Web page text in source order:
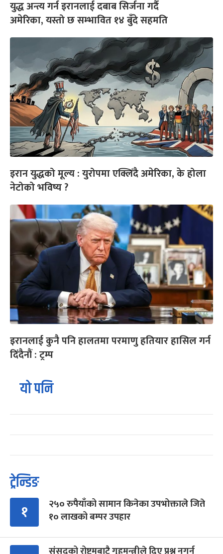
युद्ध अन्त्य गर्न इरानलाई दबाब सिर्जना गर्दै
अमेरिका, यस्तो छ सम्भावित १४ बुँदे सहमति
इरान युद्धको मूल्य : युरोपमा एक्लिँदै अमेरिका, के होला
नेटोको भविष्य ?
इरानलाई कुनै पनि हालतमा परमाणु हतियार हासिल गर्न
दिंदैनौं : ट्रम्प
यो पनि
ट्रेन्डिङ
१
२५० रुपैयाँको सामान किनेका उपभोक्ताले जिते
१० लाखको बम्पर उपहार